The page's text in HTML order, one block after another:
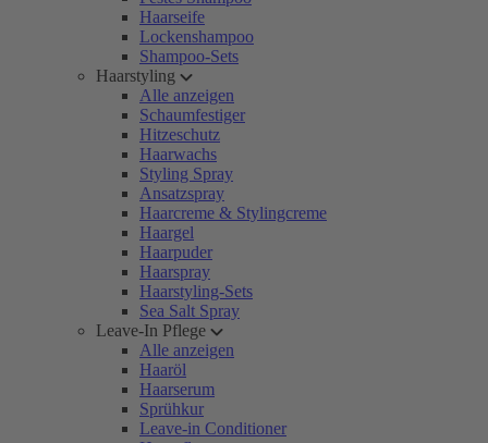
Haarseife
Lockenshampoo
Shampoo-Sets
Haarstyling
Alle anzeigen
Schaumfestiger
Hitzeschutz
Haarwachs
Styling Spray
Ansatzspray
Haarcreme & Stylingcreme
Haargel
Haarpuder
Haarspray
Haarstyling-Sets
Sea Salt Spray
Leave-In Pflege
Alle anzeigen
Haaröl
Haarserum
Sprühkur
Leave-in Conditioner